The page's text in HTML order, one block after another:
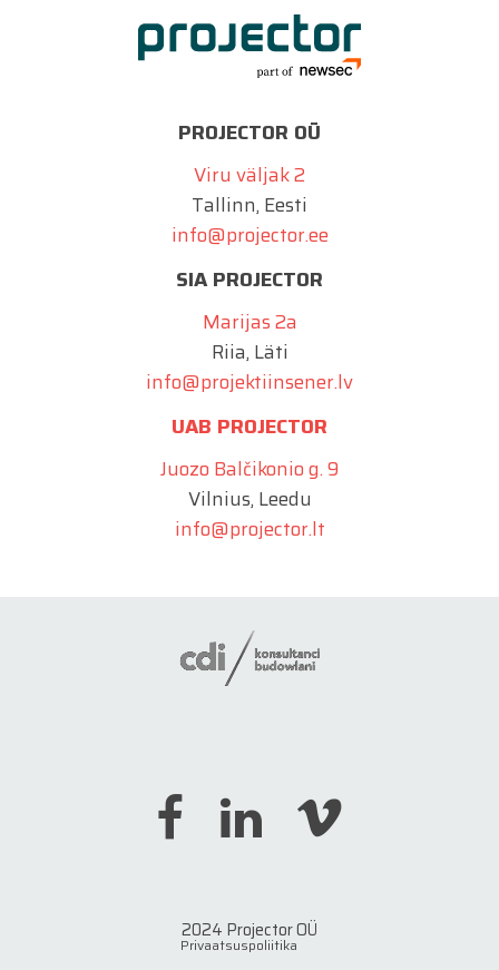
PROJECTOR OÜ
Viru väljak 2
Tallinn, Eesti
info@projector.ee
SIA PROJECTOR
Marijas 2a
Riia, Läti
info@projektiinsener.lv
UAB PROJECTOR
Juozo Balčikonio g. 9
Vilnius, Leedu
info@projector.lt
2024 Projector OÜ
Privaatsuspoliitika